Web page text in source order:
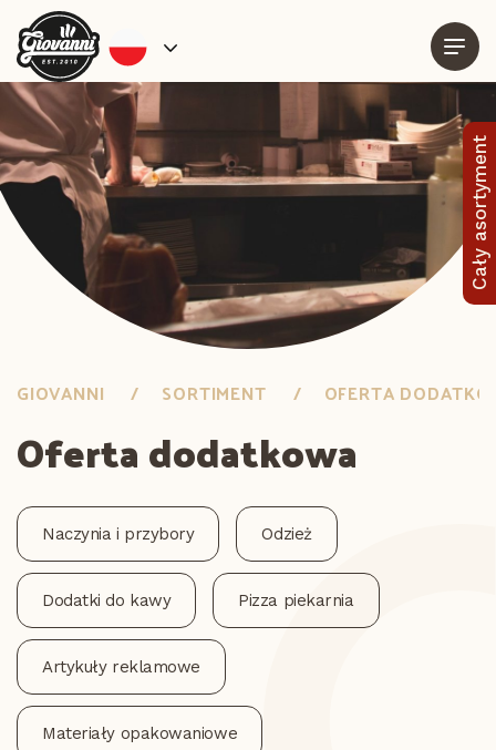
Cały asortyment
GIOVANNI SORTIMENT OFERTA
Oferta dodatkowa
Naczynia i przybory Odzież
Dodatki do kawy Pizza piekarnia
Artykuły reklamowe
Materiały opakowaniowe